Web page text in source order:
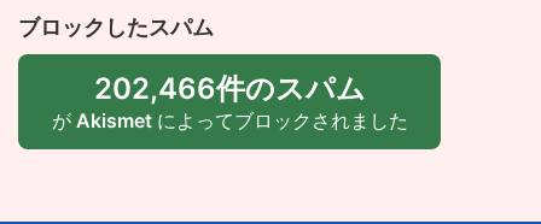
ブロックしたスパム
202,466件のスパム
が Akismetによってブロックされました